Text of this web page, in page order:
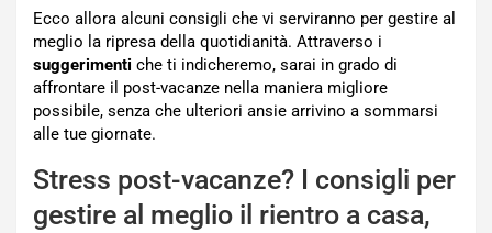
Ecco allora alcuni consigli che vi serviranno per gestire al
meglio la ripresa della quotidianità. Attraverso i
suggerimenti che ti indicheremo, sarai in grado di
affrontare il post-vacanze nella maniera migliore
possibile, senza che ulteriori ansie arrivino a sommarsi
alle tue giornate.
Stress post-vacanze? I consigli per
gestire al meglio il rientro a casa,